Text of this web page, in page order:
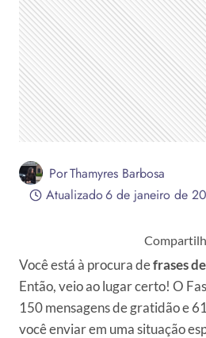
PorThamyres Barbosa
Atualizado6 de janeiro de
Você está à procura defrases
Então, veio ao lugar certo! O
150 mensagens de gratidão e
você enviar em uma situação